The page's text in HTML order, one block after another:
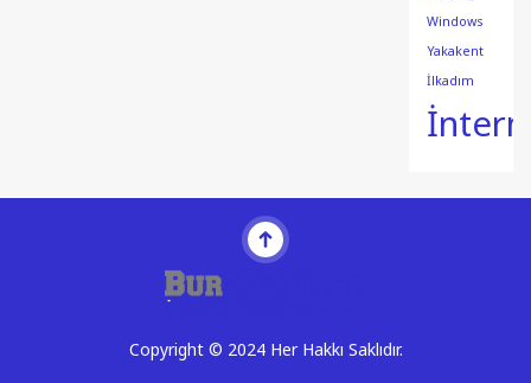
Windows
Yakakent
İlkadım
Copyright © 2024 Her Hakkı Saklıdır.